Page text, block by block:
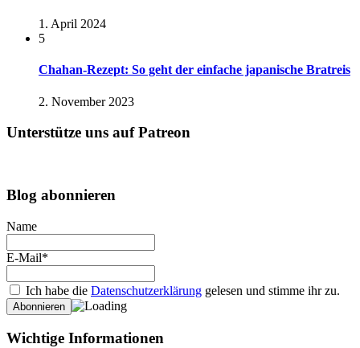
1. April 2024
5
Chahan-Rezept: So geht der einfache japanische Bratreis
2. November 2023
Unterstütze uns auf Patreon
Blog abonnieren
Name
E-Mail*
Ich habe die Datenschutzerklärung gelesen und stimme ihr zu.
Wichtige Informationen